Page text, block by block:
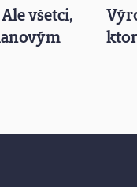
všetci,